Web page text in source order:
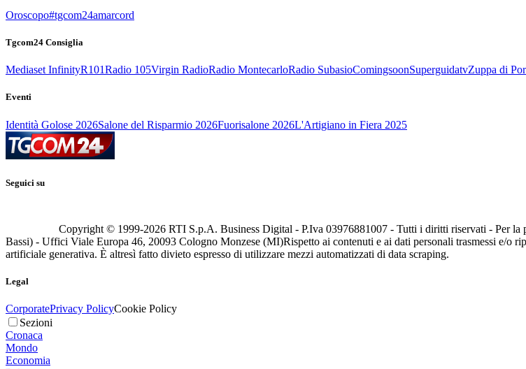
Oroscopo#tgcom24amarcord
Tgcom24 Consiglia
Mediaset InfinityR101Radio 105Virgin RadioRadio MontecarloRadio SubasioComingsoonSuperguidatvZuppa di
Eventi
Identità Golose 2026Salone del Risparmio 2026Fuorisalone 2026L'Artigiano in Fiera 2025
Seguici su
Copyright © 1999-2026 RTI S.p.A. Business Digital - P.Iva 03976881007 - Tutti i diritti riservati - Per
Bassi) - Uffici Viale Europa 46, 20093 Cologno Monzese (MI)Rispetto ai contenuti e ai dati personali trasmessi e/o
artificiale generativa. È altresì fatto divieto espresso di utilizzare mezzi automatizzati di data scraping.
Legal
CorporatePrivacy PolicyCookie Policy
Sezioni
Cronaca
Mondo
Economia